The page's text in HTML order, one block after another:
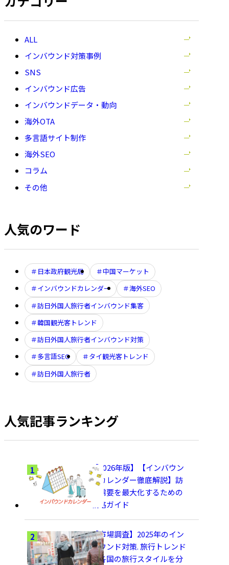
の
記
事
を
表
示
インバウンド対策事例
SNS
インバウンド広告
インバウンドデータ・動向
海外OTA
多言語サイト制作
海外SEO
コラム
その他
人気のワード
日本政府観光局
中国マーケット
インバウンドカレンダー
海外SEO
訪日外国人旅行者インバウンド集客
韓国観光客トレンド
訪日外国人旅行者インバウンド対策
多言語SEO
タイ観光客トレンド
訪日外国人旅行者
人気記事ランキング
【2026年版】【インバウン
ドカレンダー徹底解説】訪
日需要を最大化するための
戦略ガイド
【市場調査】2025年のイン
バウンド対策. 旅行トレンド
と各国の旅行スタイルを分